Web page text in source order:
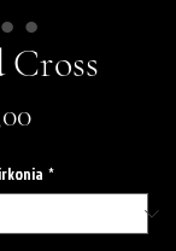
Cross
Prijs
*